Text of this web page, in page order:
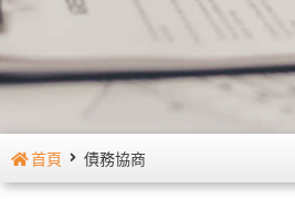
首頁 債務協商